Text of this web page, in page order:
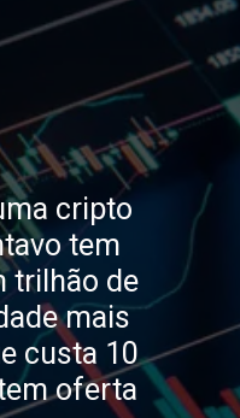
cripto
tem
trilhão de
mais
custa 10
oferta